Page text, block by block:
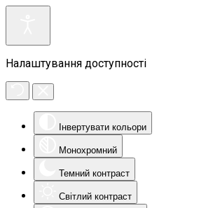
Налаштування доступності
Інвертувати кольори
Монохромний
Темний контраст
Світлий контраст